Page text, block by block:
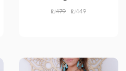
₪449
₪479